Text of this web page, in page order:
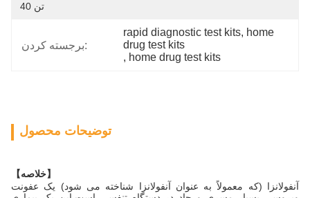
40 تن
برجسته کردن:
rapid diagnostic test kits, home
drug test kits
, home drug test kits
توضیحات محصول
【خلاصه】
آنفولانزا (که معمولاً به عنوان آنفولانزا شناخته می شود) یک عفونت